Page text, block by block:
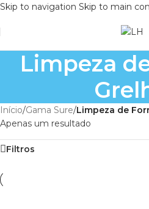
Skip to navigation Skip to main
Limpeza
Início/Gama Sure/Limpeza de
Apenas um resultado
Filtros